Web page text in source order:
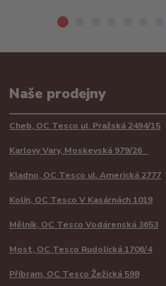
Naše prodejny
Cheb, OC Tesco ul. Pražská 2494/15
Karlovy Vary, Moskevská 979/26
Kladno, OC Tesco ul. Americká 2777
Kolín, OC Tesco V Kasárnách 1019
Mělník, OC Tesco Vodárenská 3653
Most, OC Tesco Rudolická 1706/4
Příbram, OC Tesco Žežická 598